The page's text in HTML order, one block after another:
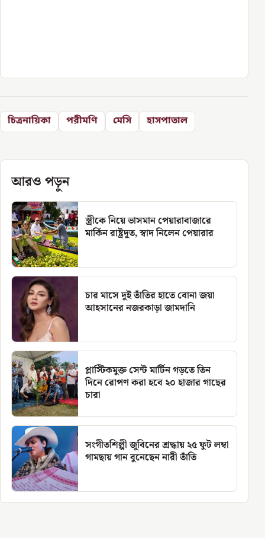
চিত্রনায়িকা পরীমণি মেসি হাসপাতাল
আরও পড়ুন
স্ত্রীকে নিয়ে ভাসমান পেয়ারাবাজারে
মার্কিন রাষ্ট্রদূত, স্বাদ নিলেন পেয়ারার
চার মাসে দুই তাঁতির হাতে বোনা জয়া
আহসানের নজরকাড়া জামদানি
প্লাস্টিকমুক্ত সেন্ট মার্টিন গড়তে তিন
দিনে রোপণ করা হবে ২০ হাজার গাছের
চারা
সংগীতশিল্পী জুবিনের শ্রদ্ধায় ২৫ ফুট লম্বা
গামছায় গান বুনেছেন নারী তাঁতি